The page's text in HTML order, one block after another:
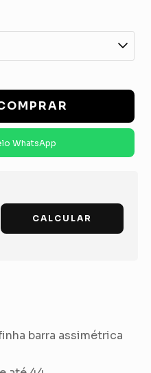
WhatsApp
CALCULAR
barra assimétrica